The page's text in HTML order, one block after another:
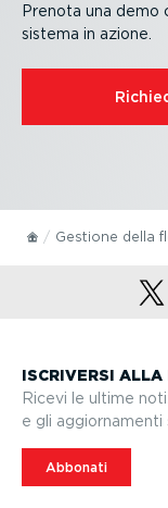
Prenota una demo
sistema in azione.
Gestione della
ISCRIVERSI
Ricevi le ultime
e gli aggior­na­menti
Abbonati